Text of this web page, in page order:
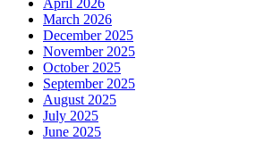
March 2026
December 2025
November 2025
October 2025
September 2025
August 2025
July 2025
June 2025